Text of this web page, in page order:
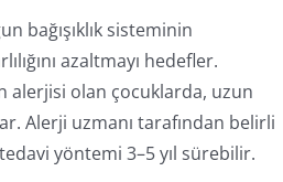
bağışıklık sisteminin
azaltmayı hedefler.
alerjisi olan çocuklarda, uzun
Alerji uzmanı tarafından belirli
yöntemi 3–5 yıl sürebilir.